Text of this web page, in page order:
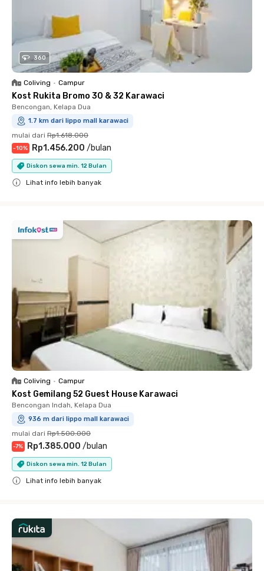
360
Coliving • Campur
Kost Rukita Bromo 30 & 32 Karawaci
Bencongan, Kelapa Dua
1.7 km dari lippo mall karawaci
mulai dari Rp1.618.000
-10% Rp1.456.200 /bulan
Diskon sewa min. 12 Bulan
Lihat info lebih banyak
Coliving • Campur
Kost Gemilang 52 Guest House Karawaci
Bencongan Indah, Kelapa Dua
936 m dari lippo mall karawaci
mulai dari Rp1.500.000
-7% Rp1.385.000 /bulan
Diskon sewa min. 12 Bulan
Lihat info lebih banyak